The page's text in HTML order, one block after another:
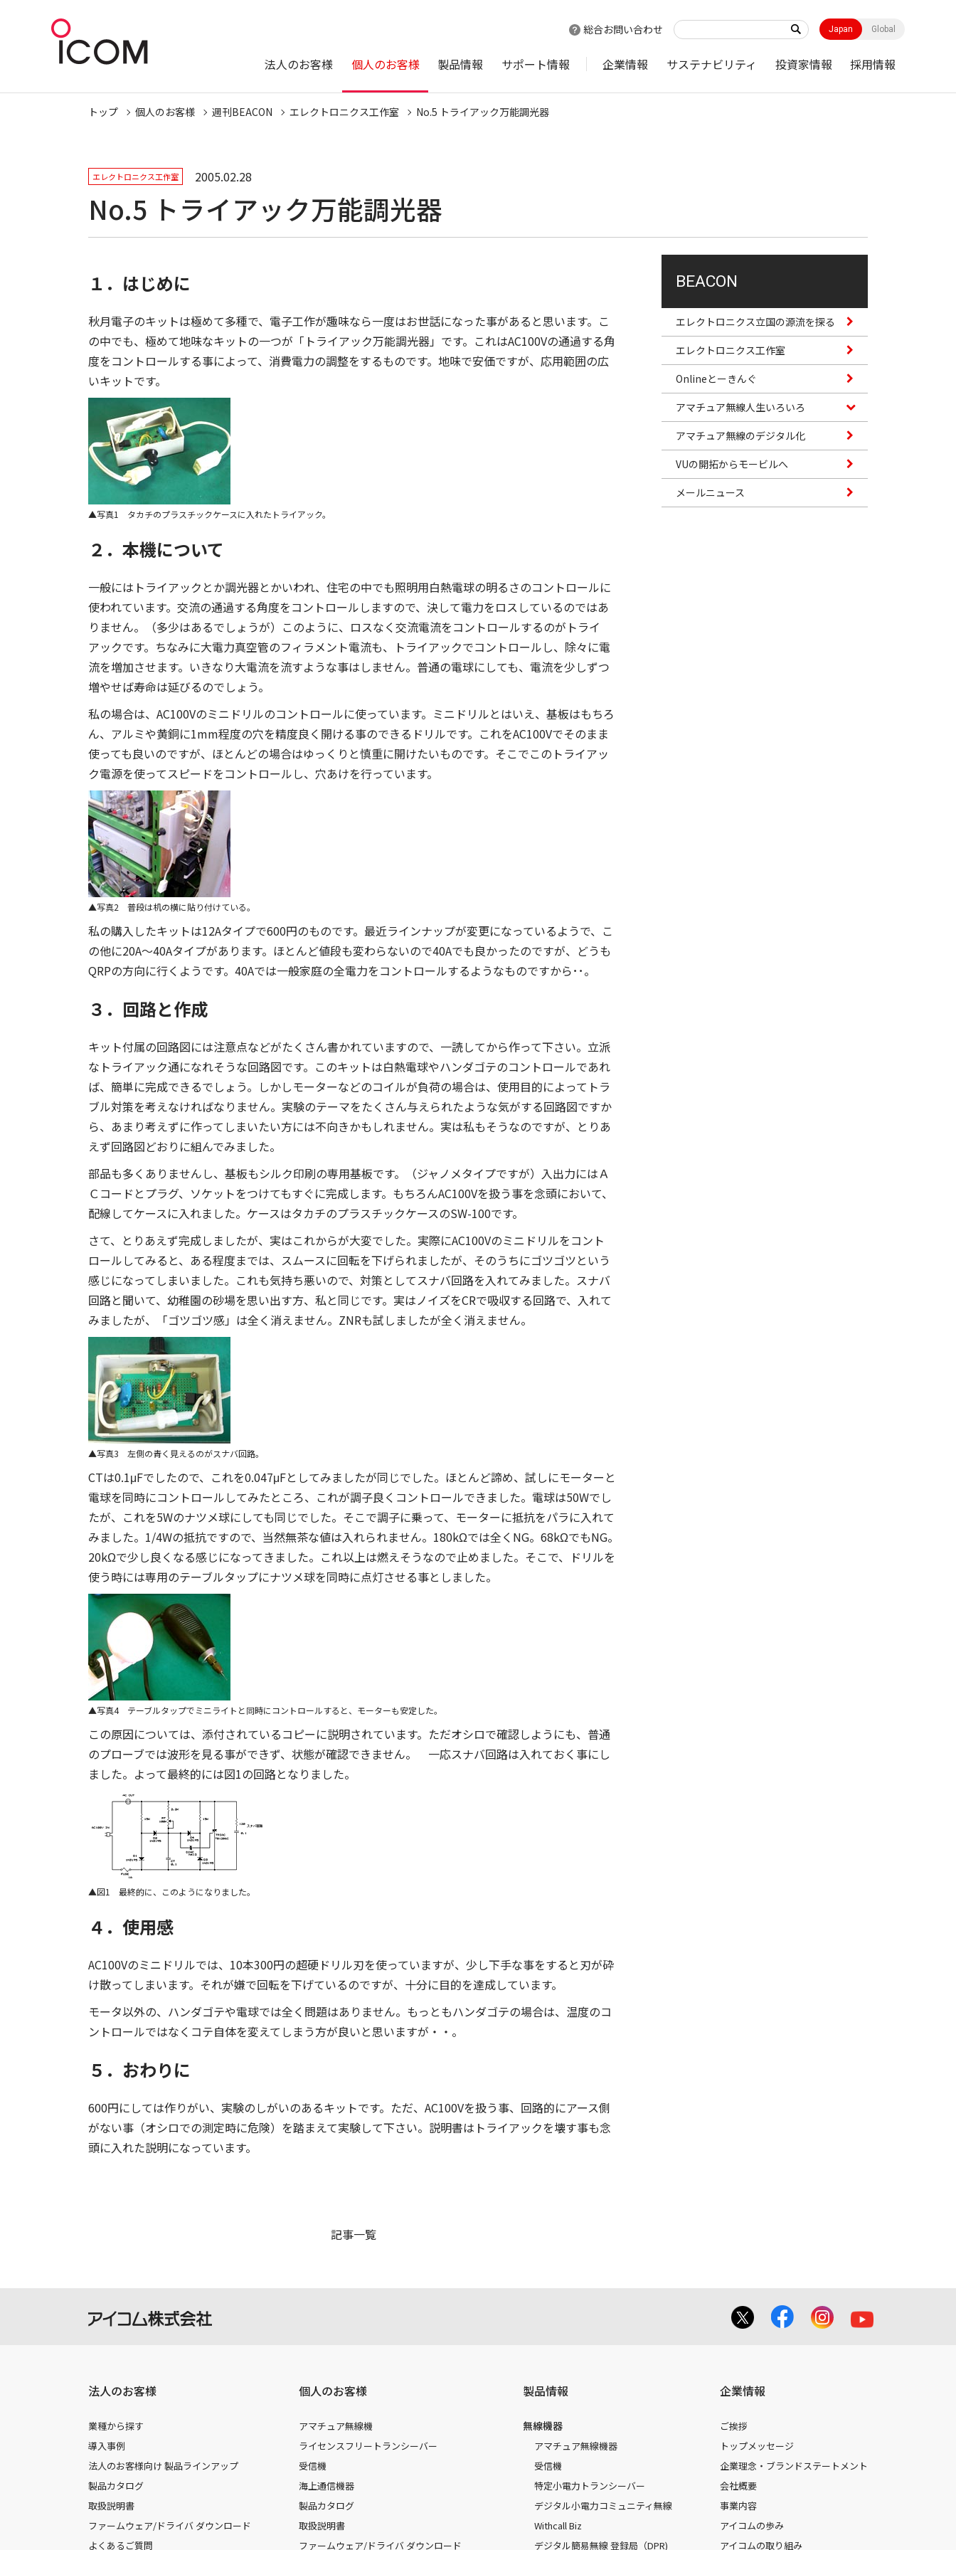
総合お問い合わせ Japan Global
法人のお客様 個人のお客様 製品情報 サポート情報 企業情報 サステナビリティ 投資家情報 採用情報
トップ 個人のお客様 週刊BEACON エレクトロニクス工作室 No.5 トライアック万能調光器
エレクトロニクス工作室 2005.02.28
No.5 トライアック万能調光器
１．はじめに
秋月電子のキットは極めて多種で、電子工作が趣味なら一度はお世話になった事があると思います。こ
の中でも、極めて地味なキットの一つが「トライアック万能調光器」です。これはAC100Vの通過する角
度をコントロールする事によって、消費電力の調整をするものです。地味で安価ですが、応用範囲の広
いキットです。
写真1 タカチのプラスチックケースに入れたトライアック。
２．本機について
一般にはトライアックとか調光器とかいわれ、住宅の中でも照明用白熱電球の明るさのコントロールに
使われています。交流の通過する角度をコントロールしますので、決して電力をロスしているのではあ
りません。（多少はあるでしょうが）このように、ロスなく交流電流をコントロールするのがトライ
アックです。ちなみに大電力真空管のフィラメント電流も、トライアックでコントロールし、除々に電
流を増加させます。いきなり大電流を流すような事はしません。普通の電球にしても、電流を少しずつ
増やせば寿命は延びるのでしょう。
私の場合は、AC100Vのミニドリルのコントロールに使っています。ミニドリルとはいえ、基板はもちろ
ん、アルミや黄銅に1mm程度の穴を精度良く開ける事のできるドリルです。これをAC100Vでそのまま
使っても良いのですが、ほとんどの場合はゆっくりと慎重に開けたいものです。そこでこのトライアッ
ク電源を使ってスピードをコントロールし、穴あけを行っています。
写真2 普段は机の横に貼り付けている。
私の購入したキットは12Aタイプで600円のものです。最近ラインナップが変更になっているようで、こ
の他に20A～40Aタイプがあります。ほとんど値段も変わらないので40Aでも良かったのですが、どうも
QRPの方向に行くようです。40Aでは一般家庭の全電力をコントロールするようなものですから･･。
３．回路と作成
キット付属の回路図には注意点などがたくさん書かれていますので、一読してから作って下さい。立派
なトライアック通になれそうな回路図です。このキットは白熱電球やハンダゴテのコントロールであれ
ば、簡単に完成できるでしょう。しかしモーターなどのコイルが負荷の場合は、使用目的によってトラ
ブル対策を考えなければなりません。実験のテーマをたくさん与えられたような気がする回路図ですか
ら、あまり考えずに作ってしまいたい方には不向きかもしれません。実は私もそうなのですが、とりあ
えず回路図どおりに組んでみました。
部品も多くありませんし、基板もシルク印刷の専用基板です。（ジャノメタイプですが）入出力にはＡ
Ｃコードとプラグ、ソケットをつけてもすぐに完成します。もちろんAC100Vを扱う事を念頭において、
配線してケースに入れました。ケースはタカチのプラスチックケースのSW-100です。
さて、とりあえず完成しましたが、実はこれからが大変でした。実際にAC100Vのミニドリルをコント
ロールしてみると、ある程度までは、スムースに回転を下げられましたが、そのうちにゴツゴツという
感じになってしまいました。これも気持ち悪いので、対策としてスナバ回路を入れてみました。スナバ
回路と聞いて、幼稚園の砂場を思い出す方、私と同じです。実はノイズをCRで吸収する回路で、入れて
みましたが、「ゴツゴツ感」は全く消えません。ZNRも試しましたが全く消えません。
写真3 左側の青く見えるのがスナバ回路。
CTは0.1μFでしたので、これを0.047μFとしてみましたが同じでした。ほとんど諦め、試しにモーターと
電球を同時にコントロールしてみたところ、これが調子良くコントロールできました。電球は50Wでし
たが、これを5Wのナツメ球にしても同じでした。そこで調子に乗って、モーターに抵抗をパラに入れて
みました。1/4Wの抵抗ですので、当然無茶な値は入れられません。180kΩでは全くNG。68kΩでもNG。
20kΩで少し良くなる感じになってきました。これ以上は燃えそうなので止めました。そこで、ドリルを
使う時には専用のテーブルタップにナツメ球を同時に点灯させる事としました。
写真4 テーブルタップでミニライトと同時にコントロールすると、モーターも安定した。
この原因については、添付されているコピーに説明されています。ただオシロで確認しようにも、普通
のプローブでは波形を見る事ができず、状態が確認できません。 一応スナバ回路は入れておく事にし
ました。よって最終的には図1の回路となりました。
図1 最終的に、このようになりました。
４．使用感
AC100Vのミニドリルでは、10本300円の超硬ドリル刃を使っていますが、少し下手な事をすると刃が砕
け散ってしまいます。それが嫌で回転を下げているのですが、十分に目的を達成しています。
モータ以外の、ハンダゴテや電球では全く問題はありません。もっともハンダゴテの場合は、温度のコ
ントロールではなくコテ自体を変えてしまう方が良いと思いますが・・。
５．おわりに
600円にしては作りがい、実験のしがいのあるキットです。ただ、AC100Vを扱う事、回路的にアース側
がない事（オシロでの測定時に危険）を踏まえて実験して下さい。説明書はトライアックを壊す事も念
頭に入れた説明になっています。
記事一覧
BEACON
エレクトロニクス立国の源流を探る
エレクトロニクス工作室
Onlineとーきんぐ
アマチュア無線人生いろいろ
アマチュア無線のデジタル化
VUの開拓からモービルへ
メールニュース
法人のお客様
業種から探す
導入事例
法人のお客様向け 製品ラインアップ
製品カタログ
取扱説明書
ファームウェア/ドライバ ダウンロード
よくあるご質問
個人のお客様
アマチュア無線機
ライセンスフリートランシーバー
受信機
海上通信機器
製品カタログ
取扱説明書
ファームウェア/ドライバ ダウンロード
製品情報
無線機器
アマチュア無線機器
受信機
特定小電力トランシーバー
デジタル小電力コミュニティ無線
Withcall Biz
デジタル簡易無線 登録局（DPR)
企業情報
ご挨拶
トップメッセージ
企業理念・ブランドステートメント
会社概要
事業内容
アイコムの歩み
アイコムの取り組み